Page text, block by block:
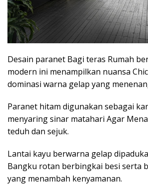
Desain paranet Bagi teras Rumah
modern ini menampilkan nuansa
dominasi warna gelap yang
Paranet hitam digunakan sebagai
menyaring sinar matahari Agar
teduh dan sejuk.
Lantai kayu berwarna gelap
Bangku rotan berbingkai besi serta
yang menambah kenyamanan.